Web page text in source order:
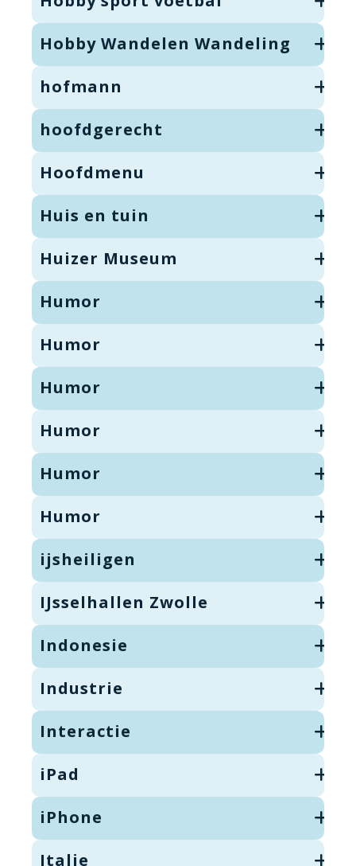
Hobby Wandelen Wandeling
hofmann
hoofdgerecht
Hoofdmenu
Huis en tuin
Huizer Museum
Humor
Humor
Humor
Humor
Humor
Humor
ijsheiligen
IJsselhallen Zwolle
Indonesie
Industrie
Interactie
iPad
iPhone
Italie